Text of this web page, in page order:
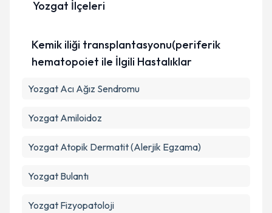
Metni 'ni okudum ve kişisel verilerimin belirtilen
kapsamda işlenmesini kabul ediyorum.
Takvim Talebini Gönder
Yozgat İlçeleri
Kemik iliği transplantasyonu(periferik
hematopoiet ile İlgili Hastalıklar
Yozgat Acı Ağız Sendromu
Yozgat Amiloidoz
Yozgat Atopik Dermatit (Alerjik Egzama)
Yozgat Bulantı
Yozgat Fizyopatoloji